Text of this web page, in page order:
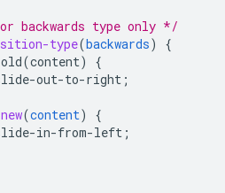
backwards type only */
type(backwards)
{
{
out-to-right ;
(content)
{
in-from-left ;